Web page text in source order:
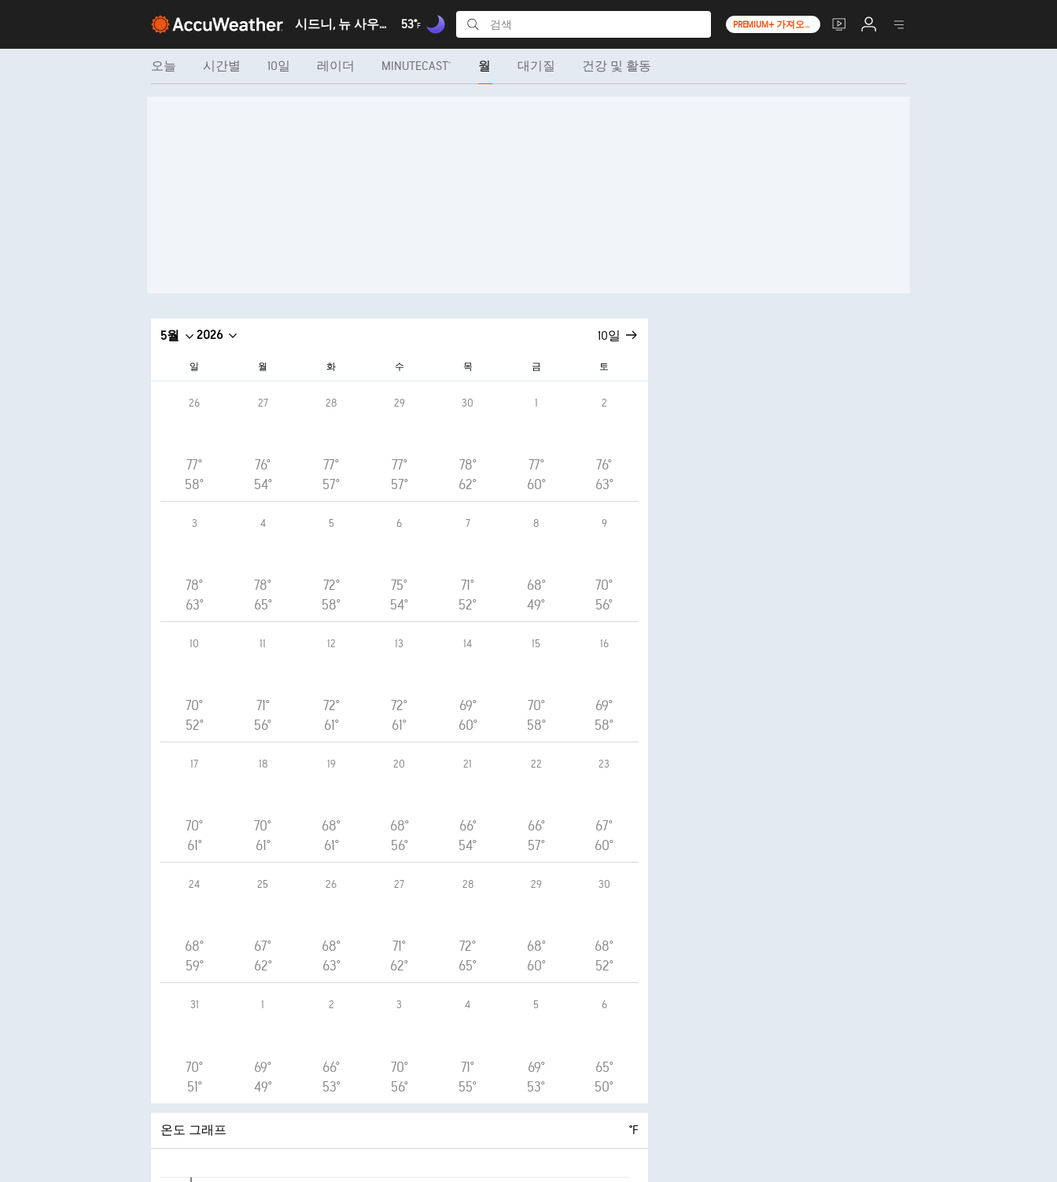
시드니, 뉴 사우스 웨일즈 53°F PREMIUM+ 가져오기
오늘 시간별 10일 레이더 MINUTECAST® 월 대기질 건강 및 활동
5월 2026 10일
일 월 화 수 목 금 토
26
77°
58°
27
76°
54°
28
77°
57°
29
77°
57°
30
78°
62°
1
77°
60°
2
76°
63°
3
78°
63°
4
78°
65°
5
72°
58°
6
75°
54°
7
71°
52°
8
68°
49°
9
70°
56°
10
70°
52°
11
71°
56°
12
72°
61°
13
72°
61°
14
69°
60°
15
70°
58°
16
69°
58°
17
70°
61°
18
70°
61°
19
68°
61°
20
68°
56°
21
66°
54°
22
66°
57°
23
67°
60°
24
68°
59°
25
67°
62°
26
68°
63°
27
71°
62°
28
72°
65°
29
68°
60°
30
68°
52°
31
70°
51°
1
69°
49°
2
66°
53°
3
70°
56°
4
71°
55°
5
69°
53°
6
65°
50°
온도 그래프 °F